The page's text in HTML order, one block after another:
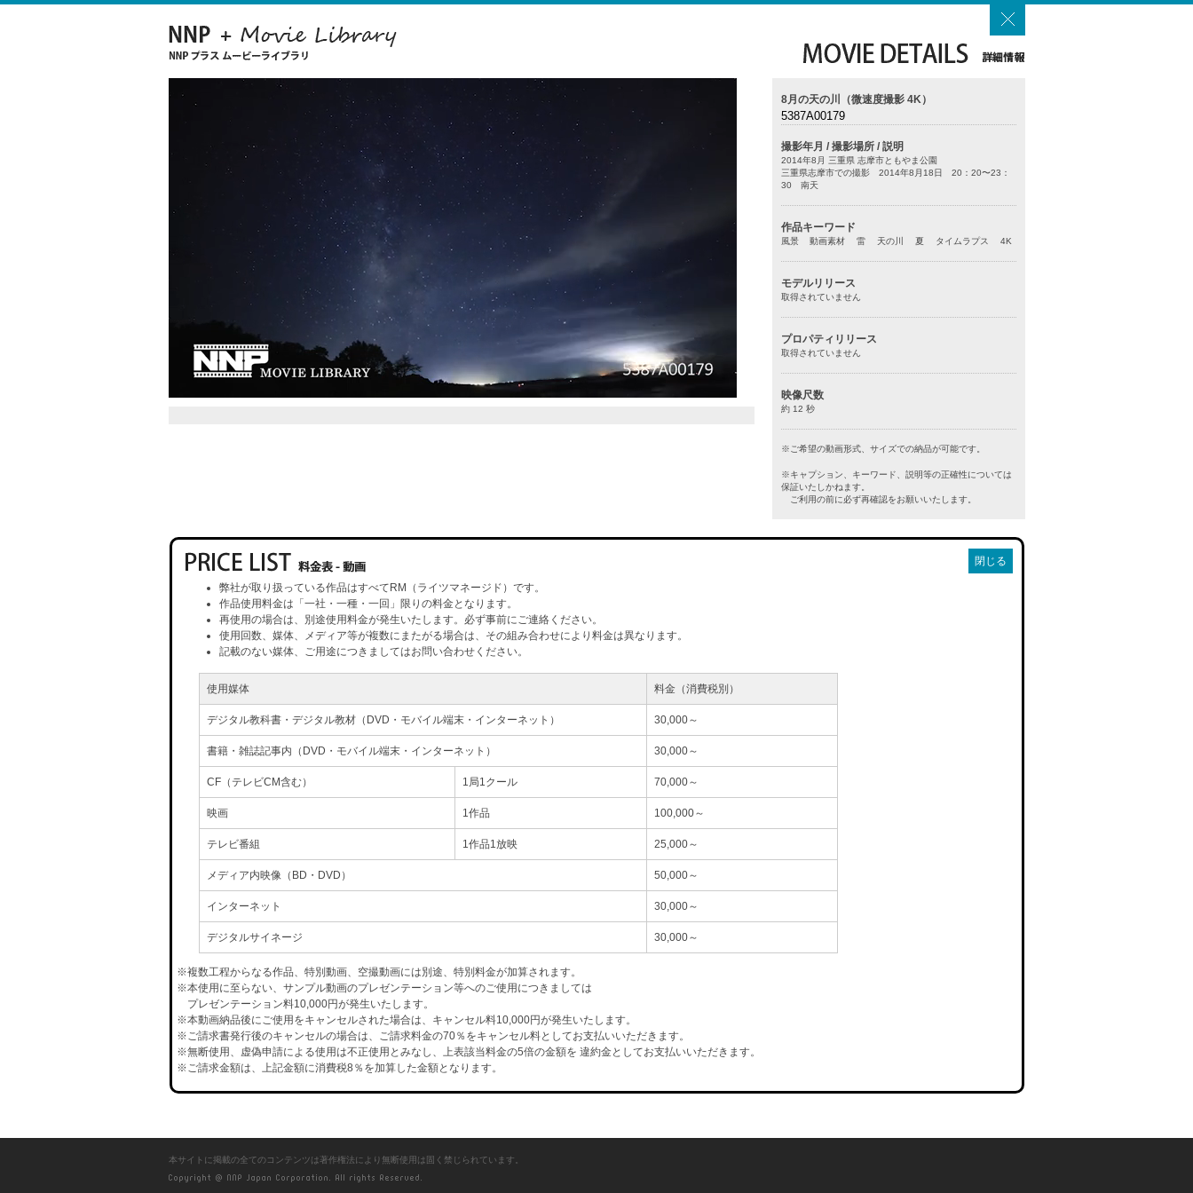
8月の天の川（微速度撮影 4K）
5387A00179
撮影年月 / 撮影場所 / 説明
2014年8月 三重県 志摩市ともやま公園
三重県志摩市での撮影 2014年8月18日 20：20〜23：
30 南天
作品キーワード
風景 動画素材 雷 天の川 夏 タイムラプス 4K
モデルリリース
取得されていません
プロパティリリース
取得されていません
映像尺数
約 12 秒
※ご希望の動画形式、サイズでの納品が可能です。
※キャプション、キーワード、説明等の正確性については
保証いたしかねます。
ご利用の前に必ず再確認をお願いいたします。
閉じる
弊社が取り扱っている作品はすべてRM（ライツマネージド）です。
作品使用料金は「一社・一種・一回」限りの料金となります。
再使用の場合は、別途使用料金が発生いたします。必ず事前にご連絡ください。
使用回数、媒体、メディア等が複数にまたがる場合は、その組み合わせにより料金は異なります。
記載のない媒体、ご用途につきましてはお問い合わせください。
使用媒体 料金（消費税別）
デジタル教科書・デジタル教材（DVD・モバイル端末・インターネット） 30,000～
書籍・雑誌記事内（DVD・モバイル端末・インターネット） 30,000～
CF（テレビCM含む） 1局1クール 70,000～
映画 1作品 100,000～
テレビ番組 1作品1放映 25,000～
メディア内映像（BD・DVD） 50,000～
インターネット 30,000～
デジタルサイネージ 30,000～
※複数工程からなる作品、特別動画、空撮動画には別途、特別料金が加算されます。
※本使用に至らない、サンプル動画のプレゼンテーション等へのご使用につきましては
プレゼンテーション料10,000円が発生いたします。
※本動画納品後にご使用をキャンセルされた場合は、キャンセル料10,000円が発生いたします。
※ご請求書発行後のキャンセルの場合は、ご請求料金の70％をキャンセル料としてお支払いいただきます。
※無断使用、虚偽申請による使用は不正使用とみなし、上表該当料金の5倍の金額を 違約金としてお支払いいただきます。
※ご請求金額は、上記金額に消費税8％を加算した金額となります。
本サイトに掲載の全てのコンテンツは著作権法により無断使用は固く禁じられています。